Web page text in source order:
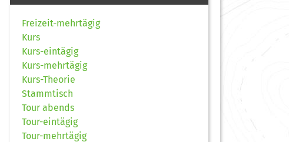
Freizeit-mehrtägig
Kurs
Kurs-eintägig
Kurs-mehrtägig
Kurs-Theorie
Stammtisch
Tour abends
Tour-eintägig
Tour-mehrtägig